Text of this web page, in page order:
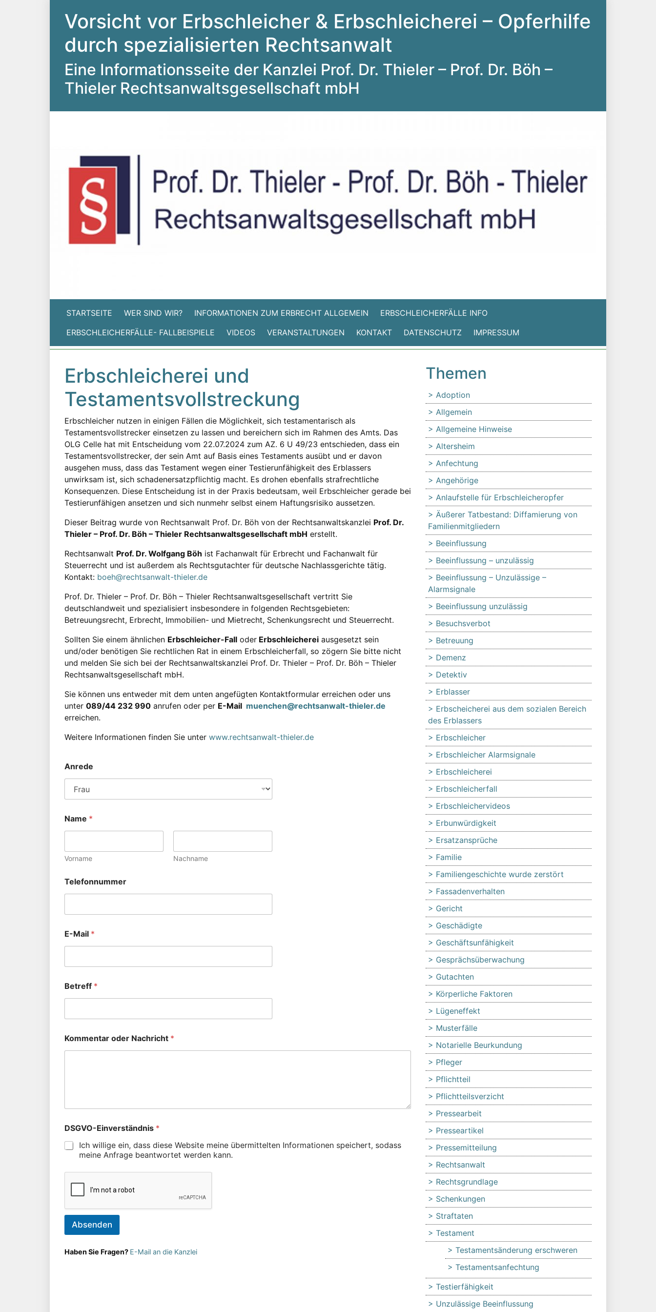
Vorsicht vor Erbschleicher & Erbschleicherei – Opferhilfe
durch spezialisierten Rechtsanwalt
Eine Informationsseite der Kanzlei Prof. Dr. Thieler – Prof. Dr. Böh –
Thieler Rechtsanwaltsgesellschaft mbH
STARTSEITE WER SIND WIR? INFORMATIONEN ZUM ERBRECHT ALLGEMEIN
ERBSCHLEICHERFÄLLE INFO
ERBSCHLEICHERFÄLLE- FALLBEISPIELE
VIDEOS VERANSTALTUNGEN KONTAKT DATENSCHUTZ IMPRESSUM
Erbschleicherei und
Testamentsvollstreckung
Erbschleicher nutzen in einigen Fällen die Möglichkeit, sich testamentarisch als
Testamentsvollstrecker einsetzen zu lassen und bereichern sich im Rahmen des Amts. Das
OLG Celle hat mit Entscheidung vom 22.07.2024 zum AZ. 6 U 49/23 entschieden, dass ein
Testamentsvollstrecker, der sein Amt auf Basis eines Testaments ausübt und er davon
ausgehen muss, dass das Testament wegen einer Testierunfähigkeit des Erblassers
unwirksam ist, sich schadenersatzpflichtig macht. Es drohen ebenfalls strafrechtliche
Konsequenzen. Diese Entscheidung ist in der Praxis bedeutsam, weil Erbschleicher gerade bei
Testierunfähigen ansetzen und sich nunmehr selbst einem Haftungsrisiko aussetzen.
Dieser Beitrag wurde von Rechtsanwalt Prof. Dr. Böh von der Rechtsanwaltskanzlei Prof. Dr.
Thieler – Prof. Dr. Böh – Thieler Rechtsanwaltsgesellschaft mbH erstellt.
Rechtsanwalt Prof. Dr. Wolfgang Böh ist Fachanwalt für Erbrecht und Fachanwalt für
Steuerrecht und ist außerdem als Rechtsgutachter für deutsche Nachlassgerichte tätig.
Kontakt: boeh@rechtsanwalt-thieler.de
Prof. Dr. Thieler – Prof. Dr. Böh – Thieler Rechtsanwaltsgesellschaft vertritt Sie
deutschlandweit und spezialisiert insbesondere in folgenden Rechtsgebieten:
Betreuungsrecht, Erbrecht, Immobilien- und Mietrecht, Schenkungsrecht und Steuerrecht.
Sollten Sie einem ähnlichen Erbschleicher-Fall oder Erbschleicherei ausgesetzt sein
und/oder benötigen Sie rechtlichen Rat in einem Erbschleicherfall, so zögern Sie bitte nicht
und melden Sie sich bei der Rechtsanwaltskanzlei Prof. Dr. Thieler – Prof. Dr. Böh – Thieler
Rechtsanwaltsgesellschaft mbH.
Sie können uns entweder mit dem unten angefügten Kontaktformular erreichen oder uns
unter 089/44 232 990 anrufen oder per E-Mail muenchen@rechtsanwalt-thieler.de
erreichen.
Weitere Informationen finden Sie unter www.rechtsanwalt-thieler.de
Anrede
Name *
Vorname Nachname
Telefonnummer
E-Mail *
Betreff *
Kommentar oder Nachricht *
DSGVO-Einverständnis *
Ich willige ein, dass diese Website meine übermittelten Informationen speichert, sodass
meine Anfrage beantwortet werden kann.
Absenden
Haben Sie Fragen? E-Mail an die Kanzlei
Themen
Adoption
Allgemein
Allgemeine Hinweise
Altersheim
Anfechtung
Angehörige
Anlaufstelle für Erbschleicheropfer
Äußerer Tatbestand: Diffamierung von
Familienmitgliedern
Beeinflussung
Beeinflussung – unzulässig
Beeinflussung – Unzulässige –
Alarmsignale
Beeinflussung unzulässig
Besuchsverbot
Betreuung
Demenz
Detektiv
Erblasser
Erbscheicherei aus dem sozialen Bereich
des Erblassers
Erbschleicher
Erbschleicher Alarmsignale
Erbschleicherei
Erbschleicherfall
Erbschleichervideos
Erbunwürdigkeit
Ersatzansprüche
Familie
Familiengeschichte wurde zerstört
Fassadenverhalten
Gericht
Geschädigte
Geschäftsunfähigkeit
Gesprächsüberwachung
Gutachten
Körperliche Faktoren
Lügeneffekt
Musterfälle
Notarielle Beurkundung
Pfleger
Pflichtteil
Pflichtteilsverzicht
Pressearbeit
Presseartikel
Pressemitteilung
Rechtsanwalt
Rechtsgrundlage
Schenkungen
Straftaten
Testament
Testamentsänderung erschweren
Testamentsanfechtung
Testierfähigkeit
Unzulässige Beeinflussung